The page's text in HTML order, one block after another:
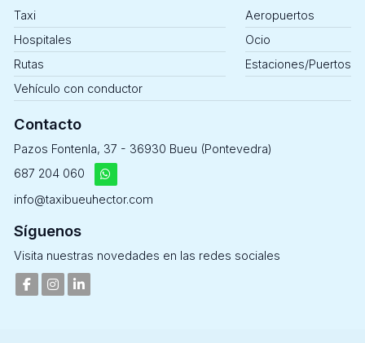
Taxi
Aeropuertos
Hospitales
Ocio
Rutas
Estaciones/Puertos
Vehículo con conductor
Contacto
Pazos Fontenla, 37 - 36930 Bueu (Pontevedra)
687 204 060
info@taxibueuhector.com
Síguenos
Visita nuestras novedades en las redes sociales